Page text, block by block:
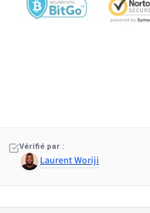
Vérifié par :
Laurent Woriji